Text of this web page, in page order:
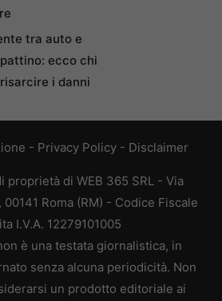
tra auto e
ecco chi
i danni
- Privacy Policy - Disclaimer
proprietà di WEB 365 SRL - Via
Roma (RM) - Codice Fiscale
I.V.A. 12279101005
è una testata giornalistica, in
senza alcuna periodicità. Non
un prodotto editoriale ai